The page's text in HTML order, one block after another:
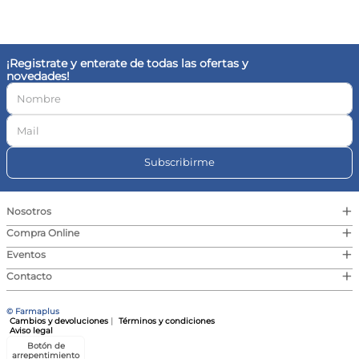
¡Registrate y enterate de todas las ofertas y
novedades!
Subscribirme
Nosotros +
Compra Online +
Eventos +
Contacto +
© Farmaplus
Cambios y devoluciones
Términos y condiciones
Aviso legal
Botón de
arrepentimiento